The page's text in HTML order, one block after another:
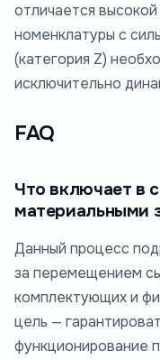
отличается
номенклатуры с
(категория Z)
исключительно
FAQ
Что включает в
материальными
Данный процесс
за перемещением
комплектующих и
цель —
функционирование